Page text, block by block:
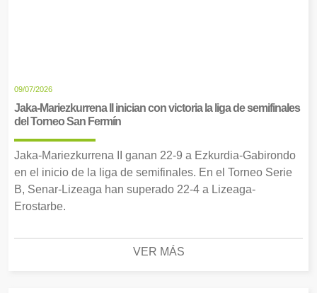
09/07/2026
Jaka-Mariezkurrena II inician con victoria la liga de semifinales
del Torneo San Fermín
Jaka-Mariezkurrena II ganan 22-9 a Ezkurdia-Gabirondo
en el inicio de la liga de semifinales. En el Torneo Serie
B, Senar-Lizeaga han superado 22-4 a Lizeaga-
Erostarbe.
VER MÁS